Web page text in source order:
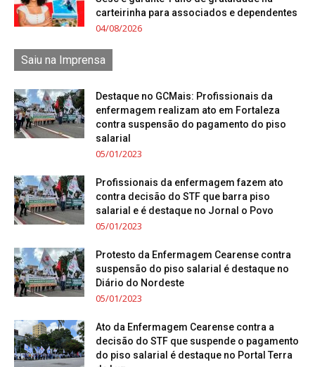
carteirinha para associados e dependentes
04/08/2026
Saiu na Imprensa
Destaque no GCMais: Profissionais da
enfermagem realizam ato em Fortaleza
contra suspensão do pagamento do piso
salarial
05/01/2023
Profissionais da enfermagem fazem ato
contra decisão do STF que barra piso
salarial e é destaque no Jornal o Povo
05/01/2023
Protesto da Enfermagem Cearense contra
suspensão do piso salarial é destaque no
Diário do Nordeste
05/01/2023
Ato da Enfermagem Cearense contra a
decisão do STF que suspende o pagamento
do piso salarial é destaque no Portal Terra